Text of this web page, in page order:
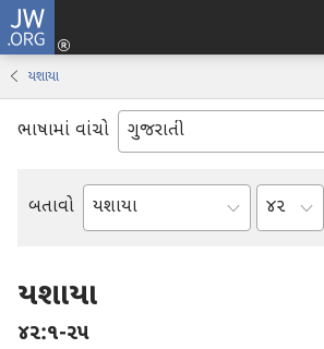
JW.ORG
યશાયા
ભાષામાં વાંચો
બતાવો
બાઇબલ
અધ્યાય
યશાયા
૪૨:૧-૨૫